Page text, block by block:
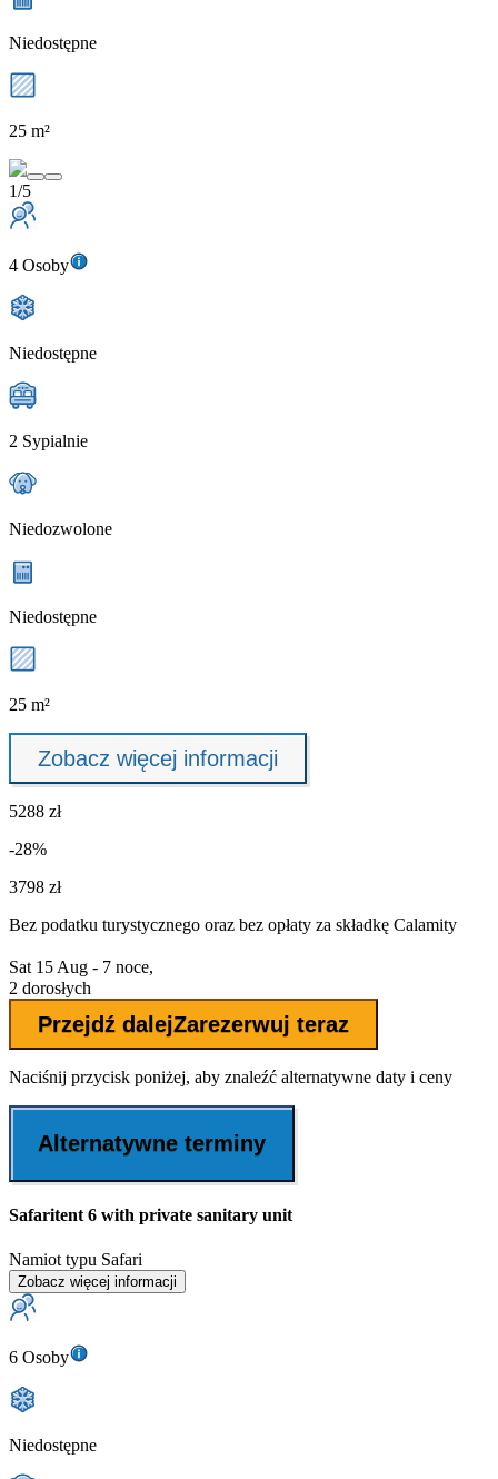
Niedostępne
25 m²
1/5
4 Osoby
Niedostępne
2 Sypialnie
Niedozwolone
Niedostępne
25 m²
Zobacz więcej informacji
5288 zł
-28%
3798 zł
Bez podatku turystycznego oraz bez opłaty za składkę Calamity
Sat 15 Aug - 7 noce,
2 dorosłych
Przejdź dalejZarezerwuj teraz
Naciśnij przycisk poniżej, aby znaleźć alternatywne daty i ceny
Alternatywne terminy
Safaritent 6 with private sanitary unit
Namiot typu Safari
Zobacz więcej informacji
6 Osoby
Niedostępne